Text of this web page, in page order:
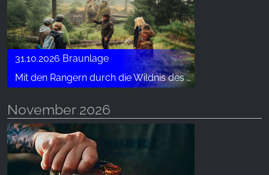
31.10.2026 Braunlage
Mit den Rangern durch die Wildnis des Brunnenbachtals
November 2026